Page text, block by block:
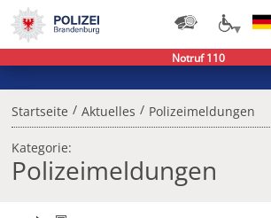
Startseite / Aktuelles / Polizeimeldungen
Kategorie:
Polizeimeldungen
Notruf 110